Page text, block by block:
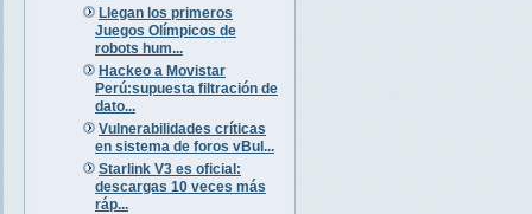
Llegan los primeros
Juegos Olímpicos de
robots hum...
Hackeo a Movistar
Perú:supuesta filtración de
dato...
Vulnerabilidades críticas
en sistema de foros vBul...
Starlink V3 es oficial:
descargas 10 veces más
ráp...